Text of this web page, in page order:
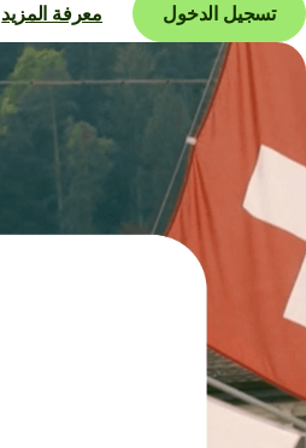
تسجيل الدخول معرفة المزيد